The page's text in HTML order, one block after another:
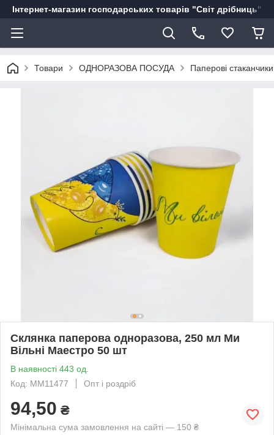
Інтернет-магазин господарських товарів "Світ дрібниць"
Товари ОДНОРАЗОВА ПОСУДА Паперові
Склянка паперова одноразова, 250 мл Ми
Вільні Маестро 50 шт
В наявності 443 од.
Код: ММ11477
Опт і роздріб
94,50 ₴
Мінімальна сума замовлення на сайті — 150 ₴